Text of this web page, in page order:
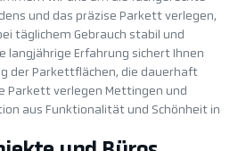
und das präzise Parkett verlegen,
täglichem Gebrauch stabil und
langjährige Erfahrung sichert Ihnen
der Parkettflächen, die dauerhaft
Parkett verlegen Mettingen und
aus Funktionalität und Schönheit in